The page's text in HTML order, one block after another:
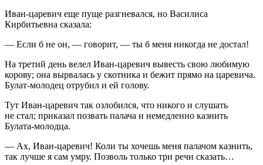
Иван-царевич еще пуще разгневался, но Василиса
Кирбитьевна сказала:
— Если б не он, — говорит, — ты б меня никогда не достал!
На третий день велел Иван-царевич вывесть свою любимую
корову; она вырвалась у скотника и бежит прямо на царевича.
Булат-молодец отрубил и ей голову.
Тут Иван-царевич так озлобился, что никого и слушать
не стал; приказал позвать палача и немедленно казнить
Булата-молодца.
— Ах, Иван-царевич! Коли ты хочешь меня палачом казнить,
так лучше я сам умру. Позволь только три речи сказать…